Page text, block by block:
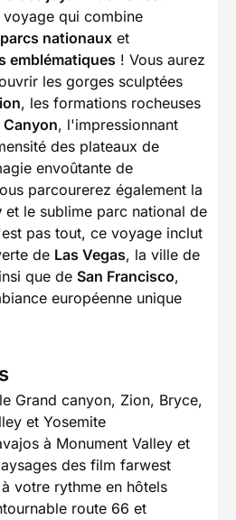
qui combine
nationaux et
emblématiques ! Vous aurez
les gorges sculptées
, les formations rocheuses
Canyon, l'impressionnant
des plateaux de
envoûtante de
parcourerez également la
et le sublime parc national de
pas tout, ce voyage inclut
de Las Vegas, la ville de
que de San Francisco,
européenne unique
Grand canyon, Zion, Bryce,
et Yosemite
à Monument Valley et
des film farwest
votre rythme en hôtels
route 66 et